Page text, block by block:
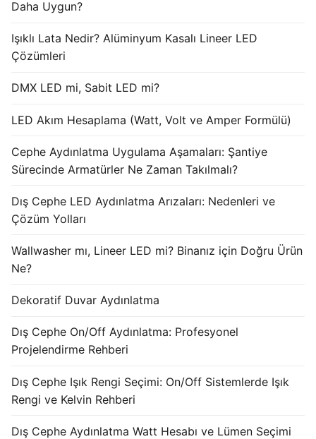
DMX BİLGİ
DMX Nedir? Ürün Çeşitleri Nelerdir?
Cephe Animasyon LEDLine Serisi
Cephe Animasyon WallWasher Serisi
KATALOG
HAKKIMIZDA
SSS
English
Daha Uygun?
Işıklı Lata Nedir? Alüminyum Kasalı Lineer LED
Çözümleri
DMX LED mi, Sabit LED mi?
LED Akım Hesaplama (Watt, Volt ve Amper Formülü)
Cephe Aydınlatma Uygulama Aşamaları: Şantiye
Sürecinde Armatürler Ne Zaman Takılmalı?
Dış Cephe LED Aydınlatma Arızaları: Nedenleri ve
Çözüm Yolları
Wallwasher mı, Lineer LED mi? Binanız için Doğru Ürün
Ne?
Dekoratif Duvar Aydınlatma
Dış Cephe On/Off Aydınlatma: Profesyonel
Projelendirme Rehberi
Dış Cephe Işık Rengi Seçimi: On/Off Sistemlerde Işık
Rengi ve Kelvin Rehberi
Dış Cephe Aydınlatma Watt Hesabı ve Lümen Seçimi